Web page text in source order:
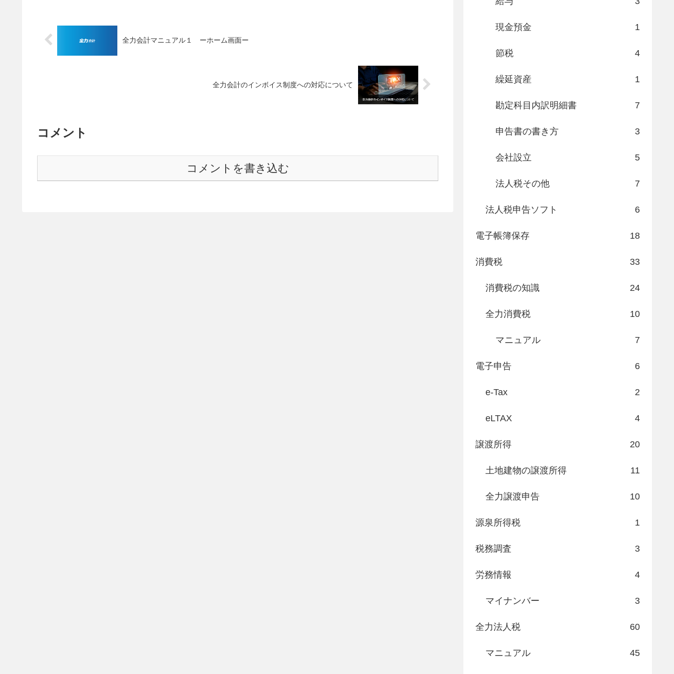
全力会計マニュアル１ ーホーム画面ー
全力会計のインボイス制度への対応について
コメント
コメントを書き込む
現金預金 1
節税 4
繰延資産 1
勘定科目内訳明細書 7
申告書の書き方 3
会社設立 5
法人税その他 7
法人税申告ソフト 6
電子帳簿保存 18
消費税 33
消費税の知識 24
全力消費税 10
マニュアル 7
電子申告 6
e-Tax 2
eLTAX 4
譲渡所得 20
土地建物の譲渡所得 11
全力譲渡申告 10
源泉所得税 1
税務調査 3
労務情報 4
マイナンバー 3
全力法人税 60
マニュアル 45